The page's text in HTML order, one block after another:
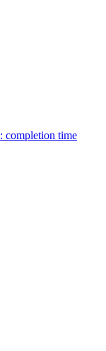
completion time